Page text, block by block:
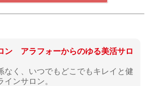
ン アラフォーからのゆる美活サロ
なく、いつでもどこでもキレイと健
インサロン。